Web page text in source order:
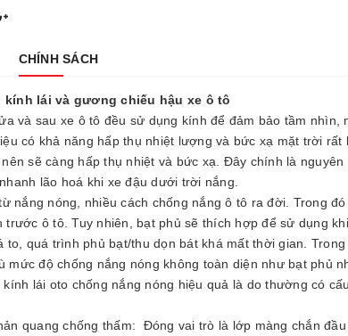
CHÍNH SÁCH
kính lái và gương chiếu hậu xe ô tô
và sau xe ô tô đều sử dụng kính để đảm bảo tầm nhìn,
có khả năng hấp thụ nhiệt lượng và bức xạ mặt trời
sẽ càng hấp thụ nhiệt và bức xạ. Đây chính là
lão hoá khi xe đậu dưới trời nắng.
nắng nóng, nhiều cách chống nắng ô tô ra đời. Trong
trước ô tô. Tuy nhiên, bạt phủ sẽ thích hợp để sử dụng
to, quá trình phủ bạt/thu dọn bát khá mất thời gian.
mức độ chống nắng nóng không toàn diện như bạt phủ
lái oto chống nắng nóng hiệu quả là do thường có
quang chống thấm: Đóng vai trò là lớp màng chắn